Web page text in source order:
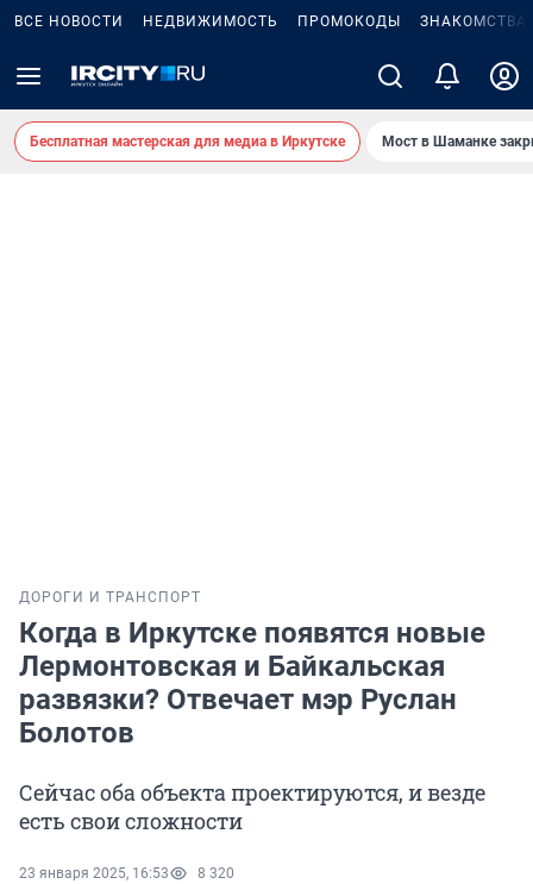
ВСЕ НОВОСТИ НЕДВИЖИМОСТЬ ПРОМОКОДЫ ЗНАКОМСТВА
Бесплатная мастерская для медиа в Иркутске Мост в Шаманке
ДОРОГИ И ТРАНСПОРТ
Когда в Иркутске появятся новые
Лермонтовская и Байкальская
развязки? Отвечает мэр Руслан
Болотов
Сейчас оба объекта проектируются, и везде
есть свои сложности
23 января 2025, 16:53 8 320